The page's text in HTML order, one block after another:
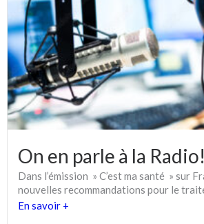
On en parle à la Radio!
Dans l’émission » C’est ma santé » sur
nouvelles recommandations pour le
En savoir +